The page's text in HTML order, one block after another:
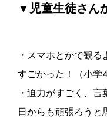
▼児童生徒さん
・スマホとかで観
すごかった！（小学4
・迫力がすごく、
日からも頑張ろうと